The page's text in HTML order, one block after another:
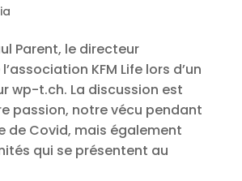
Parent, le directeur
KFM Life lors d’un
wp-t.ch. La discussion est
passion, notre vécu pendant
de Covid, mais également
qui se présentent au